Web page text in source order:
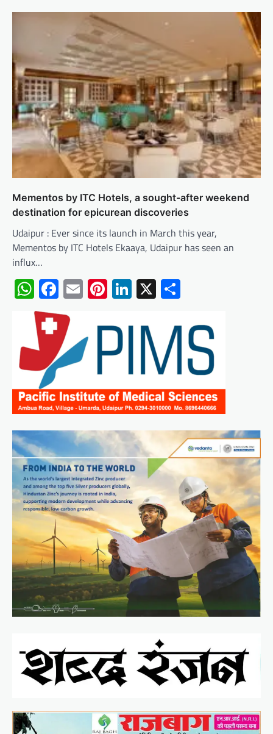
Mementos by ITC Hotels, a sought-after weekend
destination for epicurean discoveries
Udaipur : Ever since its launch in March this year,
Mementos by ITC Hotels Ekaaya, Udaipur has seen an
influx…
WhatsApp
Facebook
EmailPinterest
LinkedIn
X